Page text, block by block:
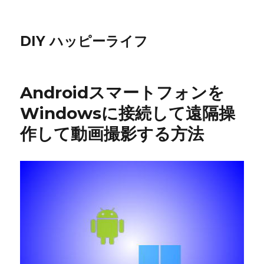
DIY ハッピーライフ
Androidスマートフォンを
Windowsに接続して遠隔操
作して動画撮影する方法